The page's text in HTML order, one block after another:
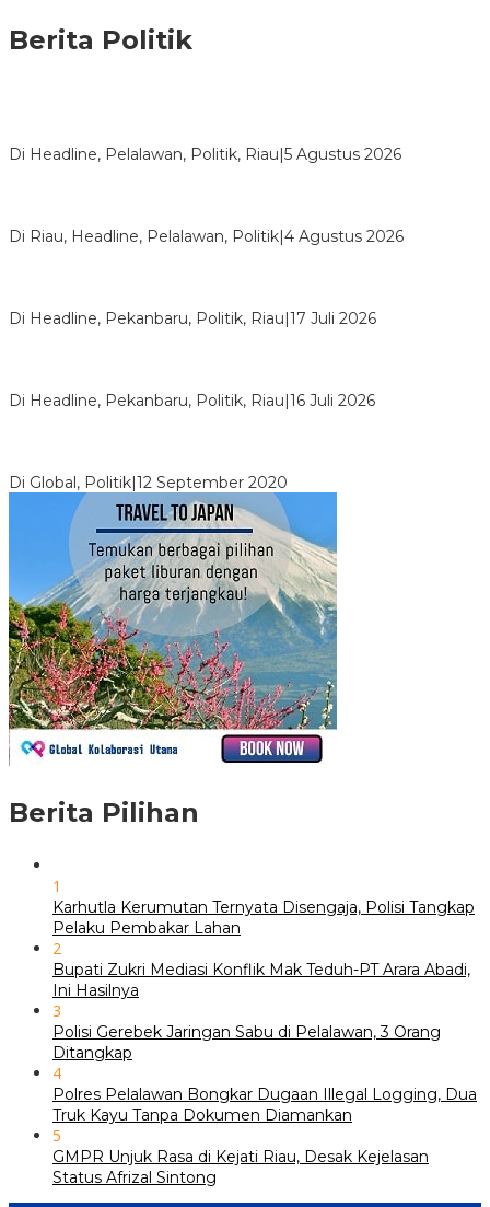
Berita Politik
Di Headline, Pelalawan, Politik, Riau|5 Agustus 2026
Di Riau, Headline, Pelalawan, Politik|4 Agustus 2026
Di Headline, Pekanbaru, Politik, Riau|17 Juli 2026
Di Headline, Pekanbaru, Politik, Riau|16 Juli 2026
Di Global, Politik|12 September 2020
Berita Pilihan
1
Karhutla Kerumutan Ternyata Disengaja, Polisi Tangkap
Pelaku Pembakar Lahan
2
Bupati Zukri Mediasi Konflik Mak Teduh-PT Arara Abadi,
Ini Hasilnya
3
Polisi Gerebek Jaringan Sabu di Pelalawan, 3 Orang
Ditangkap
4
Polres Pelalawan Bongkar Dugaan Illegal Logging, Dua
Truk Kayu Tanpa Dokumen Diamankan
5
GMPR Unjuk Rasa di Kejati Riau, Desak Kejelasan
Status Afrizal Sintong